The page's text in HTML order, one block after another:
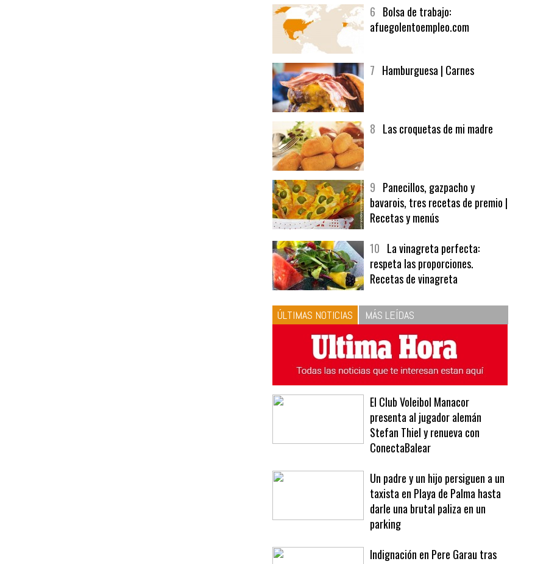
afuegolentoempleo.com
bavarois, tres recetas de premio |
Recetas y menús
respeta las proporciones.
Recetas de vinagreta
ÚLTIMAS NOTICIAS MÁS LEÍDAS
El Club Voleibol Manacor
Stefan Thiel y renueva con
ConectaBalear
Un padre y un hijo persiguen a un
darle una brutal paliza en un